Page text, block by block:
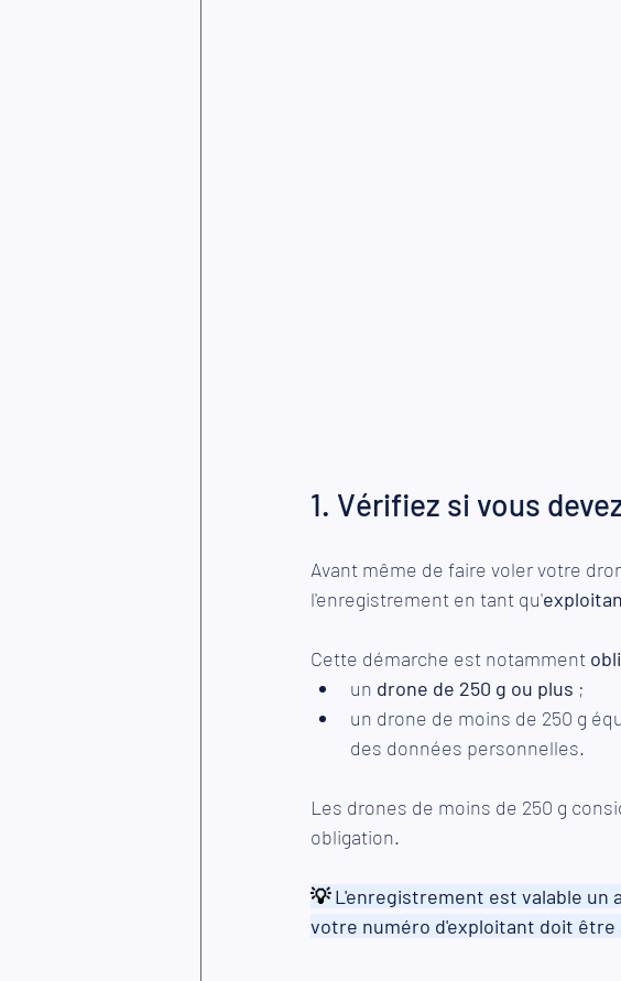
1. Vérifiez si vous
Avant même de faire voler votre
l'enregistrement en tant qu'
Cette démarche est notamment
un drone de 250 g ou plus ;
un drone de moins de 250 g
des données personnelles.
Les drones de moins de 250 g
obligation.
💡 L'enregistrement est valable un
votre numéro d'exploitant doit